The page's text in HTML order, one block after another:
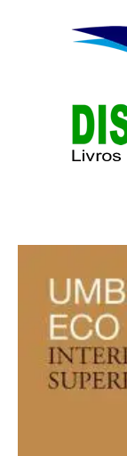
Superinterpretação
quantidade